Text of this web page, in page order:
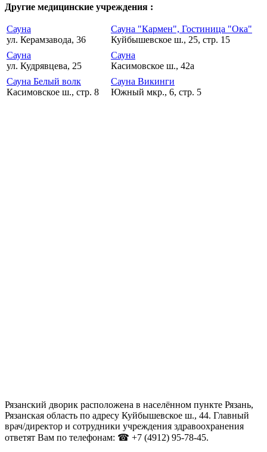
Другие медицинские учреждения :
Сауна
ул. Керамзавода, 36
Сауна "Кармен", Гостиница "Ока"
Куйбышевское ш., 25, стр. 15
Сауна
ул. Кудрявцева, 25
Сауна
Касимовское ш., 42а
Сауна Белый волк
Касимовское ш., стр. 8
Сауна Викинги
Южный мкр., 6, стр. 5
Рязанский дворик расположена в населённом пункте Рязань,
Рязанская область по адресу Куйбышевское ш., 44. Главный
врач/директор и сотрудники учреждения здравоохранения
ответят Вам по телефонам: ☎ +7 (4912) 95-78-45.